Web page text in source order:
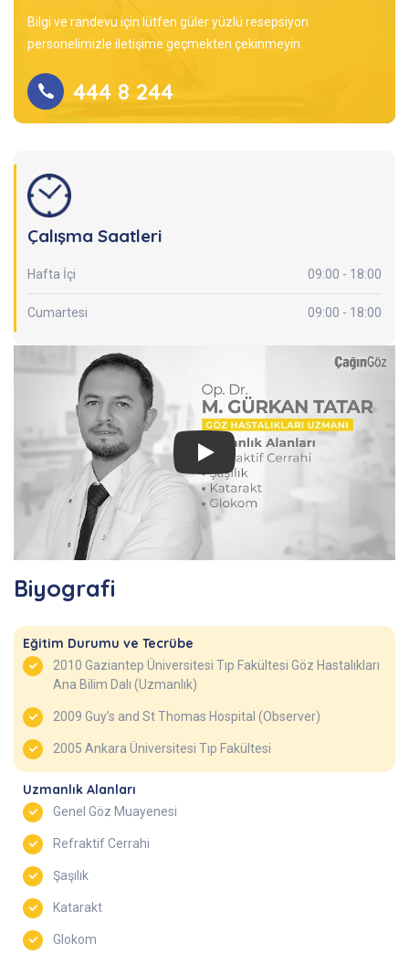
Bilgi ve randevu için lütfen güler yüzlü resepsiyon
personelimizle iletişime geçmekten çekinmeyin.
444 8 244
Çalışma Saatleri
Hafta İçi 09:00 - 18:00
Cumartesi 09:00 - 18:00
Play
Biyografi
Eğitim Durumu ve Tecrübe
2010 Gaziantep Üniversitesi Tıp Fakültesi Göz Hastalıkları
Ana Bilim Dalı (Uzmanlık)
2009 Guy’s and St Thomas Hospital (Observer)
2005 Ankara Üniversitesi Tıp Fakültesi
Uzmanlık Alanları
Genel Göz Muayenesi
Refraktif Cerrahi
Şaşılık
Katarakt
Glokom